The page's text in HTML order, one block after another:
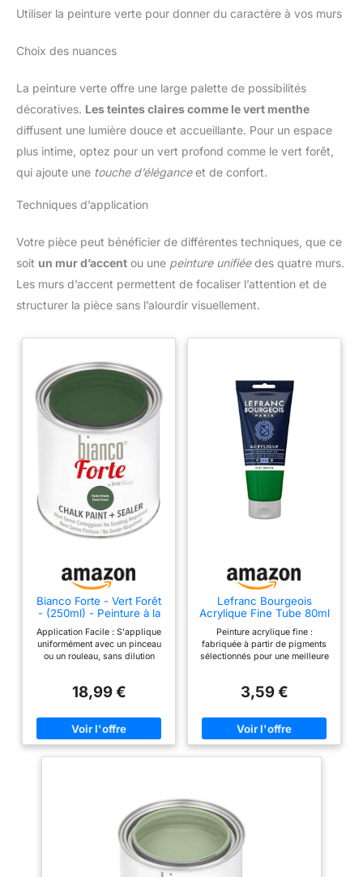
Utiliser la peinture verte pour donner du caractère à vos murs
Choix des nuances
La peinture verte offre une large palette de possibilités
décoratives. Les teintes claires comme le vert menthe
diffusent une lumière douce et accueillante. Pour un espace
plus intime, optez pour un vert profond comme le vert forêt,
qui ajoute une touche d’éléganceet de confort.
Techniques d’application
Votre pièce peut bénéficier de différentes techniques, que ce
soit un mur d’accent ou une peinture unifiéedes quatre murs.
Les murs d’accent permettent de focaliser l’attention et de
structurer la pièce sans l’alourdir visuellement.
Bianco Forte - Vert Forêt
- (250ml) - Peinture à la
Peinture Ultra Résistante
pour Meubles, Armoires,
Murs & Portes - Séchage
Intérieur/Extérieur,
Finition Mate
Application Facile : S'applique
uniformément avec un pinceau
ou un rouleau, sans dilution
le besoin d'une couche de
Écologique & Polyvalent :
Formule à base d'eau, adhère à
tous les matériaux et ne laisse
18,99 €
Lefranc Bourgeois
Acrylique Fine Tube 80ml
Peinture acrylique fine :
fabriquée à partir de pigments
sélectionnés pour une meilleure
domaine de l'art, du design et
couleurs se distinguent par leur
texture crémeuse et homogène
et convainquent par leur
peintures acryliques sont
résistantes au vieillissement et
ne jaunissent pas, seuls des
pigments avec une résistance à
la lumière élevée ou élevée ont
été sélectionnés Supports de
3,59 €